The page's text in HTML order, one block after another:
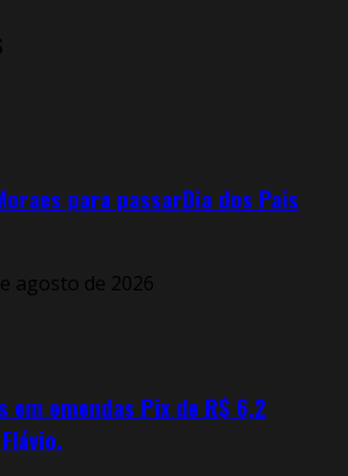
para passarDia dos Pais
agosto de 2026
em emendas Pix de R$ 6,2